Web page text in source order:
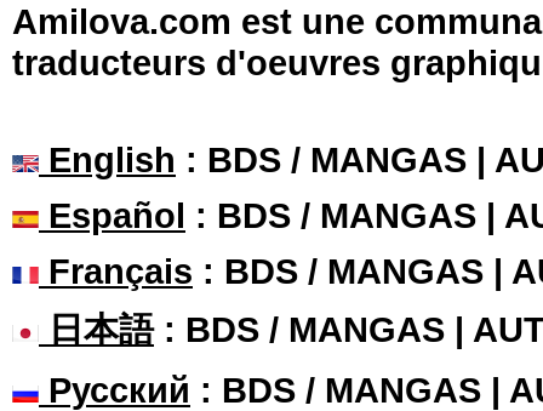
Amilova.com est une
traducteurs d'oeuvres
English : BDS / MANGAS |
Español : BDS / MANGAS |
Français : BDS / MANGAS |
日本語: BDS / MANGAS |
Русский : BDS / MANGAS |